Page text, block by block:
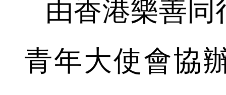
由香港樂善同
青年大使會協